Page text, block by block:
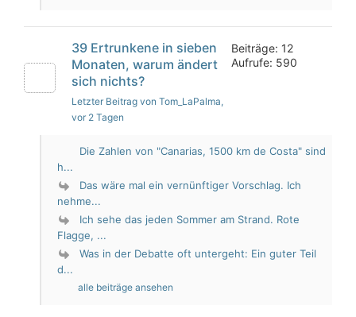
39 Ertrunkene in sieben
Monaten, warum ändert
sich nichts?
Letzter Beitrag von Tom_LaPalma,
vor 2 Tagen
Beiträge: 12
Aufrufe: 590
Die Zahlen von "Canarias, 1500 km de Costa" sind
h...
Das wäre mal ein vernünftiger Vorschlag. Ich
nehme...
Ich sehe das jeden Sommer am Strand. Rote
Flagge, ...
Was in der Debatte oft untergeht: Ein guter Teil
d...
alle beiträge ansehen